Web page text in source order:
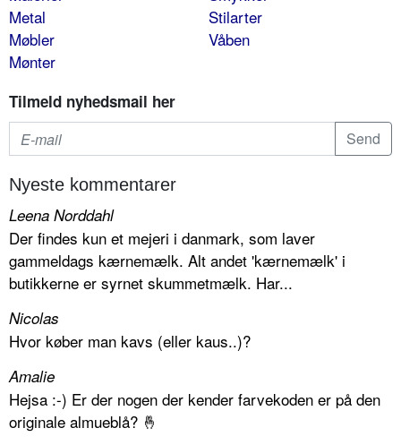
Metal
Møbler
Mønter
Stilarter
Våben
Tilmeld nyhedsmail her
Nyeste kommentarer
Leena Norddahl
Der findes kun et mejeri i danmark, som laver
gammeldags kærnemælk. Alt andet 'kærnemælk' i
butikkerne er syrnet skummetmælk. Har...
Nicolas
Hvor køber man kavs (eller kaus..)?
Amalie
Hejsa :-) Er der nogen der kender farvekoden er på den
originale almueblå? 🤞